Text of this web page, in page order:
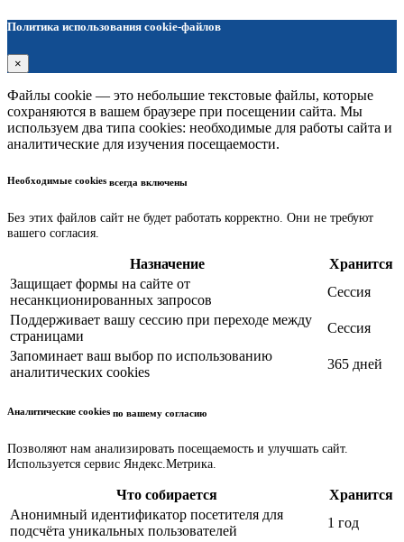
Политика использования cookie-файлов
×
Файлы cookie — это небольшие текстовые файлы, которые
сохраняются в вашем браузере при посещении сайта. Мы
используем два типа cookies: необходимые для работы сайта и
аналитические для изучения посещаемости.
Необходимые cookies всегда включены
Без этих файлов сайт не будет работать корректно. Они не требуют
вашего согласия.
Назначение
Хранится
Защищает формы на сайте от
несанкционированных запросов
Сессия
Поддерживает вашу сессию при переходе между
страницами
Сессия
Запоминает ваш выбор по использованию
аналитических cookies
365 дней
Аналитические cookies по вашему согласию
Позволяют нам анализировать посещаемость и улучшать сайт.
Используется сервис Яндекс.Метрика.
Что собирается
Хранится
Анонимный идентификатор посетителя для
подсчёта уникальных пользователей
1 год